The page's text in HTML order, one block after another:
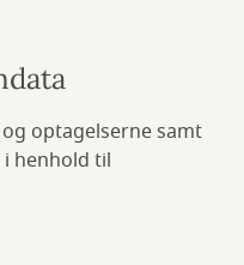
optagelserne samt
henhold til